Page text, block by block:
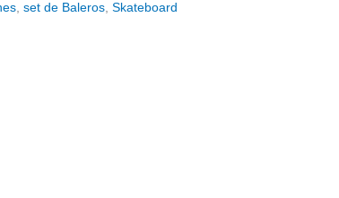
,set de Baleros,Skateboard